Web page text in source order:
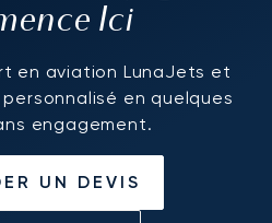
Ici
en aviation LunaJets et
en quelques
engagement.
UN DEVIS